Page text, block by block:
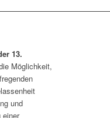
13.
Möglichkeit,
und
einer